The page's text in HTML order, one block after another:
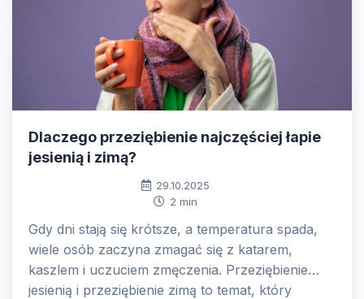
Dlaczego przeziębienie najczęściej łapie
jesienią i zimą?
29.10.2025
2 min
Gdy dni stają się krótsze, a temperatura spada,
wiele osób zaczyna zmagać się z katarem,
kaszlem i uczuciem zmęczenia. Przeziębienie
jesienią i przeziębienie zimą to temat, który